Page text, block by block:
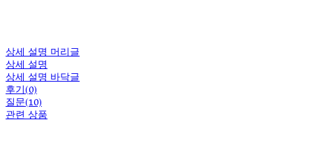
상세 설명 머리글
상세 설명
상세 설명 바닥글
후기(0)
질문(10)
관련 상품